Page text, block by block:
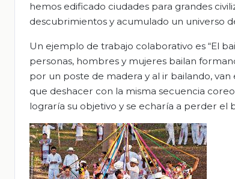
hemos edificado ciudades para grandes
descubrimientos y acumulado un universo
Un ejemplo de trabajo colaborativo es “El
personas, hombres y mujeres bailan
por un poste de madera y al ir bailando,
que deshacer con la misma secuencia
lograría su objetivo y se echaría a perder el